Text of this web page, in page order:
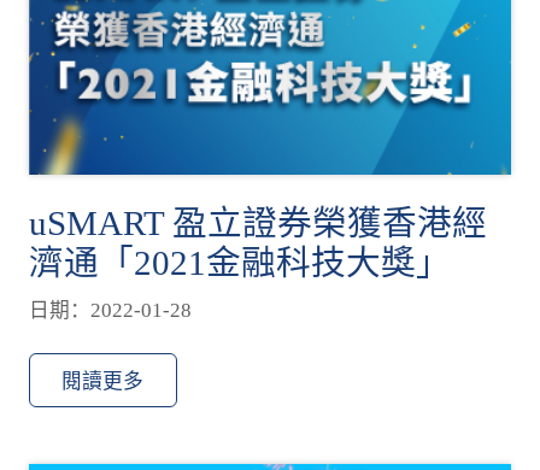
uSMART 盈立證券榮獲香港經
濟通「2021金融科技大獎」
日期：2022-01-28
閱讀更多